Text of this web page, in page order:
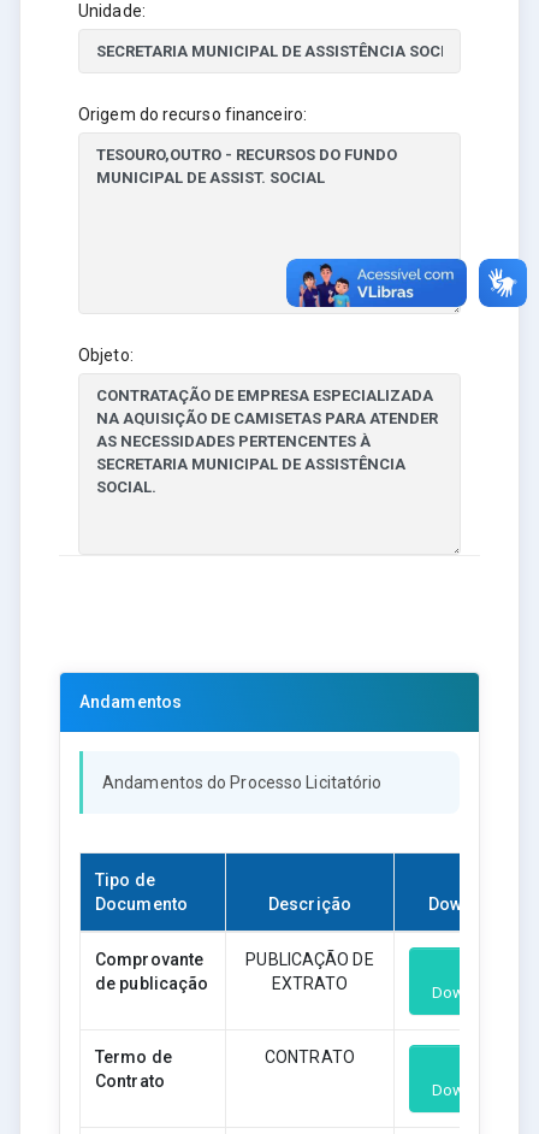
Unidade:
Origem do recurso financeiro:
Objeto:
Andamentos
Andamentos do Processo Licitatório
Tipo de
Documento
Descrição Download
Comprovante
de publicação
PUBLICAÇÃO DE
EXTRATO
Download
Termo de
Contrato
CONTRATO
Download